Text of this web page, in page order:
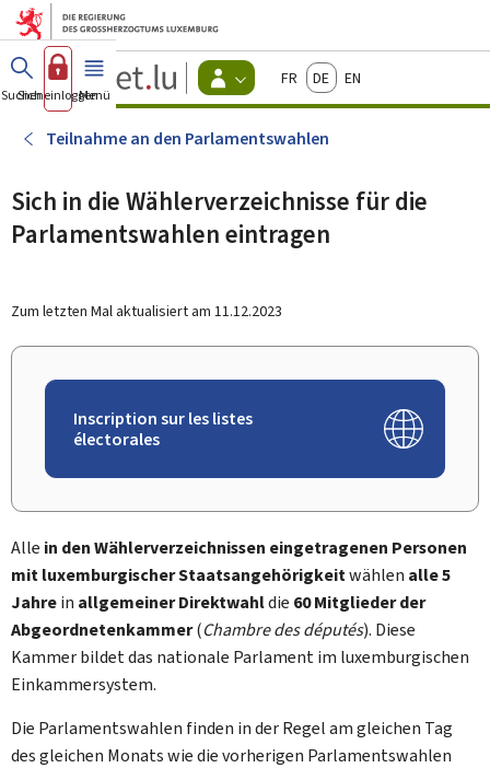
Zum Hauptmenü
Zum Inhalt
Guichet.lu
Changer
d'espace
Menu
actif
FrançaisDeutschEnglish
Suchen
Sich einloggen
Menü Haupt-
Teilnahme an den Parlamentswahlen
Sich in die Wählerverzeichnisse für die
Parlamentswahlen eintragen
Zum letzten Mal aktualisiert am 11.12.2023
Inscription sur les listes
électorales
Alle in den Wählerverzeichnissen eingetragenen Personen
mit luxemburgischer Staatsangehörigkeitwählen alle 5
Jahrein allgemeiner Direktwahldie 60 Mitglieder der
Abgeordnetenkammer(Chambre des députés). Diese
Kammer bildet das nationale Parlament im luxemburgischen
Einkammersystem.
Die Parlamentswahlen finden in der Regel am gleichen Tag
des gleichen Monats wie die vorherigen Parlamentswahlen